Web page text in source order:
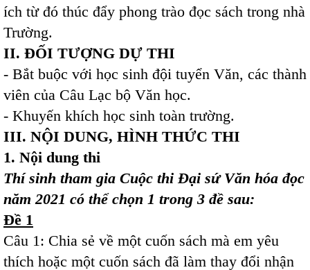
ích từ đó thúc đẩy phong trào đọc sách trong nhà
Trường.
II. ĐỐI TƯỢNG DỰ THI
- Bắt buộc với học sinh đội tuyển Văn, các thành
viên của Câu Lạc bộ Văn học.
- Khuyến khích học sinh toàn trường.
III. NỘI DUNG, HÌNH THỨC THI
1. Nội dung thi
Thí sinh tham gia Cuộc thi Đại sứ Văn hóa đọc
năm 2021 có thể chọn 1 trong 3 đề sau:
Đề 1
Câu 1: Chia sẻ về một cuốn sách mà em yêu
thích hoặc một cuốn sách đã làm thay đổi nhận